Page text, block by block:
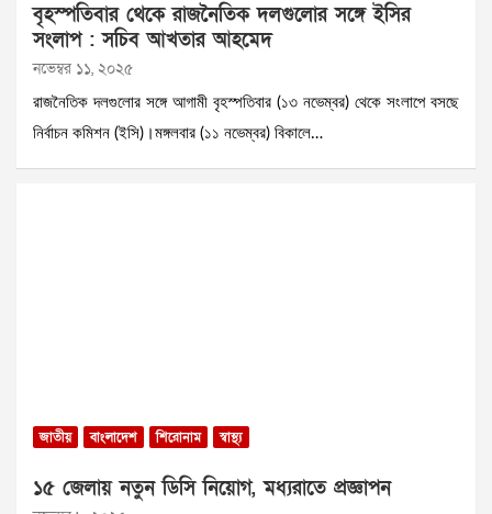
বৃহস্পতিবার থেকে রাজনৈতিক দলগুলোর সঙ্গে ইসির
সংলাপ : সচিব আখতার আহমেদ
নভেম্বর ১১, ২০২৫
রাজনৈতিক দলগুলোর সঙ্গে আগামী বৃহস্পতিবার (১৩ নভেম্বর) থেকে সংলাপে বসছে
নির্বাচন কমিশন (ইসি)।মঙ্গলবার (১১ নভেম্বর) বিকালে…
জাতীয় বাংলাদেশ শিরোনাম স্বাস্থ্য
১৫ জেলায় নতুন ডিসি নিয়োগ, মধ্যরাতে প্রজ্ঞাপন